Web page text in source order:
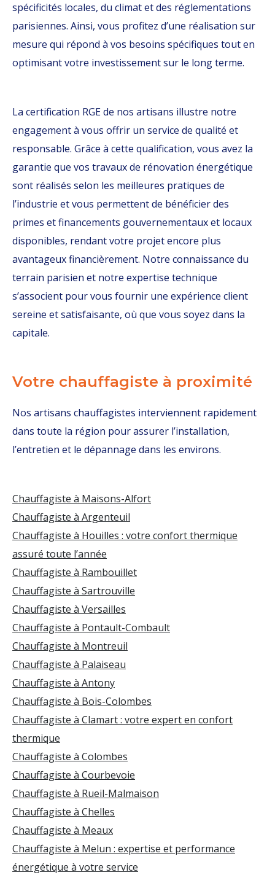
spécificités locales, du climat et des réglementations
parisiennes. Ainsi, vous profitez d’une réalisation sur
mesure qui répond à vos besoins spécifiques tout en
optimisant votre investissement sur le long terme.
La certification RGE de nos artisans illustre notre
engagement à vous offrir un service de qualité et
responsable. Grâce à cette qualification, vous avez la
garantie que vos travaux de rénovation énergétique
sont réalisés selon les meilleures pratiques de
l’industrie et vous permettent de bénéficier des
primes et financements gouvernementaux et locaux
disponibles, rendant votre projet encore plus
avantageux financièrement. Notre connaissance du
terrain parisien et notre expertise technique
s’associent pour vous fournir une expérience client
sereine et satisfaisante, où que vous soyez dans la
capitale.
Votre chauffagiste à proximité
Nos artisans chauffagistes interviennent rapidement
dans toute la région pour assurer l’installation,
l’entretien et le dépannage dans les environs.
Chauffagiste à Maisons-Alfort
Chauffagiste à Argenteuil
Chauffagiste à Houilles : votre confort thermique
assuré toute l’année
Chauffagiste à Rambouillet
Chauffagiste à Sartrouville
Chauffagiste à Versailles
Chauffagiste à Pontault-Combault
Chauffagiste à Montreuil
Chauffagiste à Palaiseau
Chauffagiste à Antony
Chauffagiste à Bois-Colombes
Chauffagiste à Clamart : votre expert en confort
thermique
Chauffagiste à Colombes
Chauffagiste à Courbevoie
Chauffagiste à Rueil-Malmaison
Chauffagiste à Chelles
Chauffagiste à Meaux
Chauffagiste à Melun : expertise et performance
énergétique à votre service